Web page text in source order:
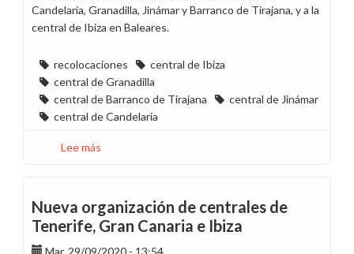
Candelaria, Granadilla, Jinámar y Barranco de Tirajana, y a la
central de Ibiza en Baleares.
recolocaciones
central de Ibiza
central de Granadilla
central de Barranco de Tirajana
central de Jinámar
central de Candelaria
Lee más
reorganización
de
centrales
de
Nueva organización de centrales de
Tenerife, Gran Canaria e Ibiza
Mar, 29/09/2020 - 13:54